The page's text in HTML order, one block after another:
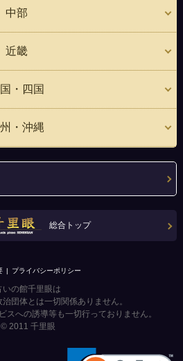
中部
近畿
・四国
・沖縄
総合トップ
プライバシーポリシー
いの館千里眼は
団体とは一切関係ありません。
スへの誘導等も一切行っておりません。
© 2011 千里眼